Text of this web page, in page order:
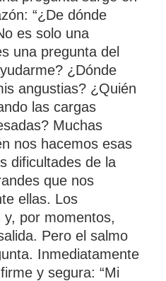
“¿De dónde
es solo una
una pregunta del
¿Dónde
angustias? ¿Quién
las cargas
Muchas
nos hacemos esas
dificultades de la
que nos
ellas. Los
por momentos,
Pero el salmo
Inmediatamente
y segura: “Mi